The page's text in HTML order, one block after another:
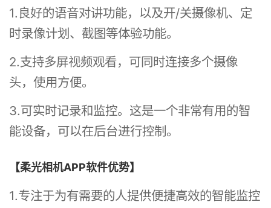
1.良好的语音对讲功能，以及开/关摄像机、定
时录像计划、截图等体验功能。
2.支持多屏视频观看，可同时连接多个摄像
头，使用方便。
3.可实时记录和监控。这是一个非常有用的智
能设备，可以在后台进行控制。
【柔光相机APP软件优势】
1.专注于为有需要的人提供便捷高效的智能监控